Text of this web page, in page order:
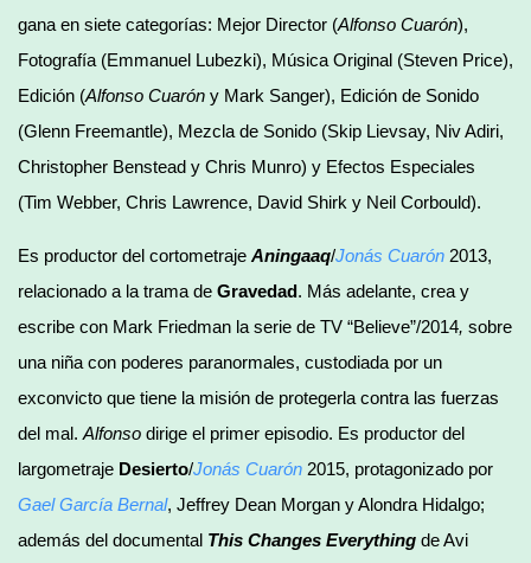
gana en siete categorías: Mejor Director (Alfonso Cuarón),
Fotografía (Emmanuel Lubezki), Música Original (Steven Price),
Edición (Alfonso Cuarón y Mark Sanger), Edición de Sonido
(Glenn Freemantle), Mezcla de Sonido (Skip Lievsay, Niv Adiri,
Christopher Benstead y Chris Munro) y Efectos Especiales
(Tim Webber, Chris Lawrence, David Shirk y Neil Corbould).
Es productor del cortometraje Aningaaq/Jonás Cuarón 2013,
relacionado a la trama de Gravedad. Más adelante, crea y
escribe con Mark Friedman la serie de TV “Believe”/2014, sobre
una niña con poderes paranormales, custodiada por un
exconvicto que tiene la misión de protegerla contra las fuerzas
del mal. Alfonso dirige el primer episodio. Es productor del
largometraje Desierto/Jonás Cuarón 2015, protagonizado por
Gael García Bernal, Jeffrey Dean Morgan y Alondra Hidalgo;
además del documental This Changes Everything de Avi